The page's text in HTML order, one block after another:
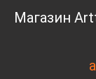
Магазин